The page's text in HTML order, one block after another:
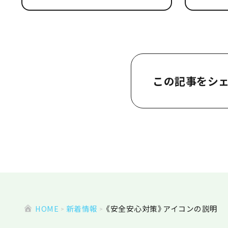
この記事をシ
HOME 新着情報 《安全安心対策》アイコンの説明